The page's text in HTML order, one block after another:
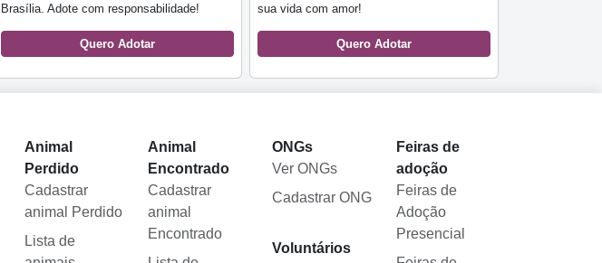
Brasília. Adote com responsabilidade!
Quero Adotar
sua vida com amor!
Quero Adotar
Animal
Perdido
Cadastrar
animal Perdido
Lista de
Animal
Encontrado
Cadastrar
animal
Encontrado
ONGs
Ver ONGs
Cadastrar ONG
Voluntários
Feiras de
adoção
Feiras de
Adoção
Presencial